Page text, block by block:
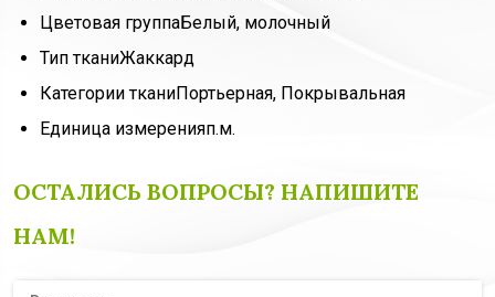
Цветовая группаБелый, молочный
Тип тканиЖаккард
Категории тканиПортьерная, Покрывальная
Единица измеренияп.м.
ОСТАЛИСЬ ВОПРОСЫ? НАПИШИТЕ
НАМ!